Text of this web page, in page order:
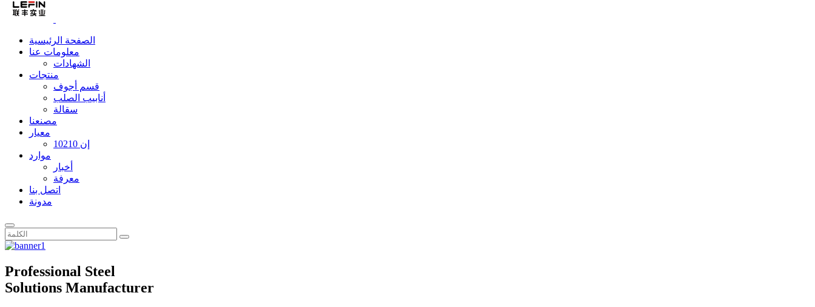
الصفحة الرئيسية
معلومات عنا
الشهادات
منتجات
قسم أجوف
أنابيب الصلب
سقالة
مصنعنا
معيار
إن 10210
موارد
أخبار
معرفة
اتصل بنا
مدونة
Professional Steel
Solutions Manufacturer